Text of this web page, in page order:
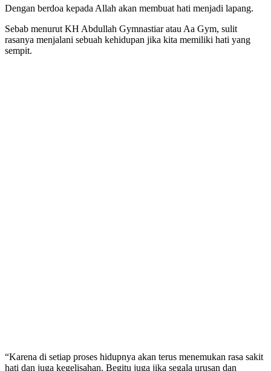
Dengan berdoa kepada Allah akan membuat hati menjadi lapang.
Sebab menurut KH Abdullah Gymnastiar atau Aa Gym, sulit
rasanya menjalani sebuah kehidupan jika kita memiliki hati yang
sempit.
“Karena di setiap proses hidupnya akan terus menemukan rasa sakit
hati dan juga kegelisahan. Begitu juga jika segala urusan dan